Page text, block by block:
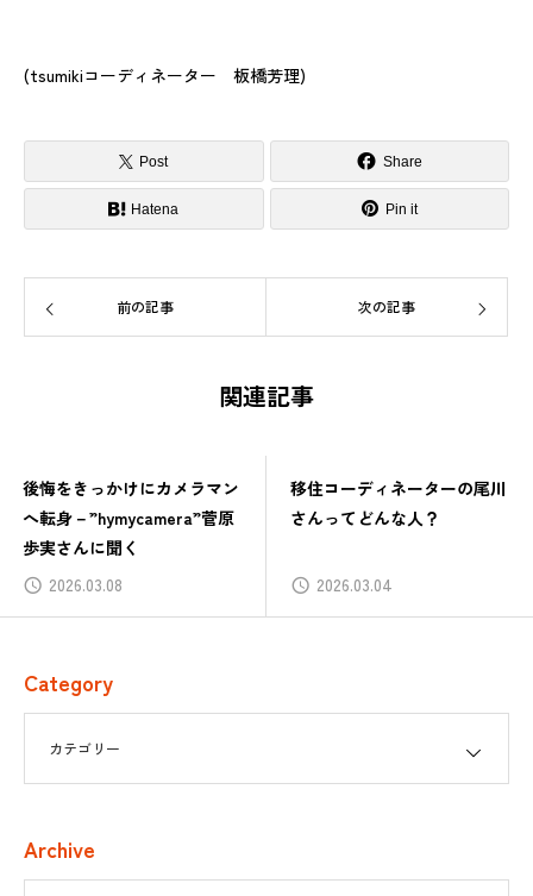
(tsumikiコーディネーター 板橋芳理)
Post Share
Hatena Pin it
前の記事 次の記事
関連記事
後悔をきっかけにカメラマン
へ転身－”hymycamera”菅原
歩実さんに聞く
2026.03.08
移住コーディネーターの尾川
さんってどんな人？
2026.03.04
Category
Archive